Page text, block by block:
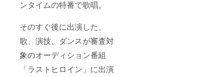
ンタイムの特番で歌唱。
そのすぐ後に出演した、
歌、演技、ダンスが審査対
象のオーディション番組
「ラストヒロイン」に出演